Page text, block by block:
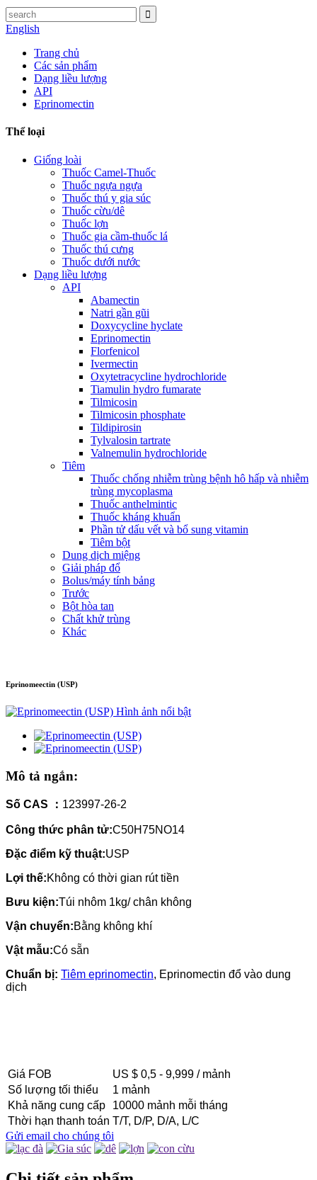
English
Trang chủ
Các sản phẩm
Dạng liều lượng
API
Eprinomectin
Thể loại
Giống loài
Thuốc Camel-Thuốc
Thuốc ngựa ngựa
Thuốc thú y gia súc
Thuốc cừu/dê
Thuốc lợn
Thuốc gia cầm-thuốc lá
Thuốc thú cưng
Thuốc dưới nước
Dạng liều lượng
API
Abamectin
Natri gần gũi
Doxycycline hyclate
Eprinomectin
Florfenicol
Ivermectin
Oxytetracycline hydrochloride
Tiamulin hydro fumarate
Tilmicosin
Tilmicosin phosphate
Tildipirosin
Tylvalosin tartrate
Valnemulin hydrochloride
Tiêm
Thuốc chống nhiễm trùng bệnh hô hấp và nhiễm
trùng mycoplasma
Thuốc anthelmintic
Thuốc kháng khuẩn
Phần tử dấu vết và bổ sung vitamin
Tiêm bột
Dung dịch miệng
Giải pháp đổ
Bolus/máy tính bảng
Trước
Bột hòa tan
Chất khử trùng
Khác
Eprinomeectin (USP)
Mô tả ngắn:
Số CAS ： 123997-26-2
Công thức phân tử:C50H75NO14
Đặc điểm kỹ thuật:USP
Lợi thế:Không có thời gian rút tiền
Bưu kiện:Túi nhôm 1kg/ chân không
Vận chuyển:Bằng không khí
Vật mẫu:Có sẵn
Chuẩn bị: Tiêm eprinomectin, Eprinomectin đổ vào dung
dịch
Giá FOB
US $ 0,5 - 9,999 / mảnh
Số lượng tối thiểu
1 mảnh
Khả năng cung cấp
10000 mảnh mỗi tháng
Thời hạn thanh toán T/T, D/P, D/A, L/C
Gửi email cho chúng tôi